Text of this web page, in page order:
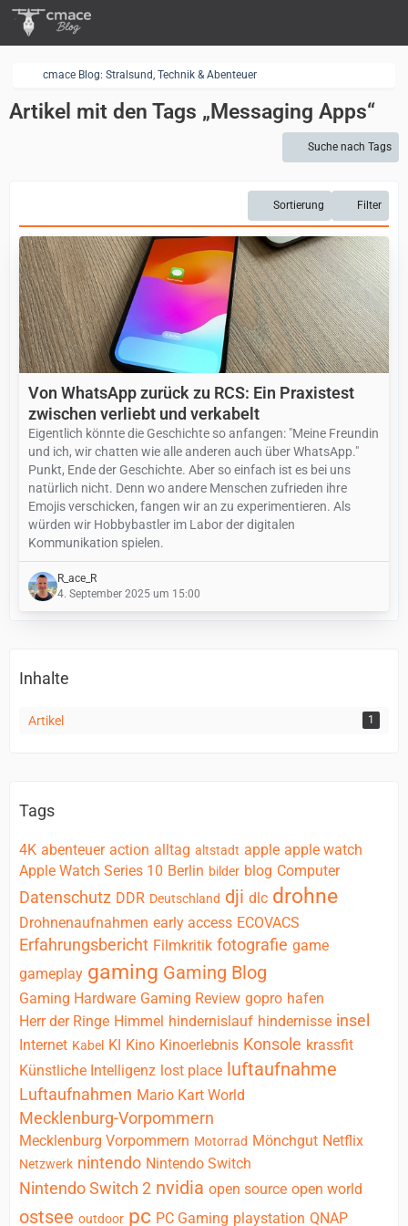
cmace Blog: Stralsund, Technik & Abenteuer
Artikel mit den Tags „Messaging Apps“
Suche nach Tags
Sortierung Filter
Von WhatsApp zurück zu RCS: Ein Praxistest
zwischen verliebt und verkabelt
Eigentlich könnte die Geschichte so anfangen: "Meine Freundin
und ich, wir chatten wie alle anderen auch über WhatsApp."
Punkt, Ende der Geschichte. Aber so einfach ist es bei uns
natürlich nicht. Denn wo andere Menschen zufrieden ihre
Emojis verschicken, fangen wir an zu experimentieren. Als
würden wir Hobbybastler im Labor der digitalen
Kommunikation spielen.
R_ace_R
4. September 2025 um 15:00
Inhalte
Artikel 1
Tags
4K abenteuer action alltag altstadt apple apple watch
Apple Watch Series 10 Berlin bilder blog Computer
Datenschutz DDR Deutschland dji dlc drohne
Drohnenaufnahmen early access ECOVACS
Erfahrungsbericht Filmkritik fotografie game
gameplay gaming Gaming Blog
Gaming Hardware Gaming Review gopro hafen
Herr der Ringe Himmel hindernislauf hindernisse insel
Internet Kabel KI Kino Kinoerlebnis Konsole krassfit
Künstliche Intelligenz lost place luftaufnahme
Luftaufnahmen Mario Kart World
Mecklenburg-Vorpommern
Mecklenburg Vorpommern Motorrad Mönchgut Netflix
Netzwerk nintendo Nintendo Switch
Nintendo Switch 2 nvidia open source open world
ostsee outdoor pc PC Gaming playstation QNAP